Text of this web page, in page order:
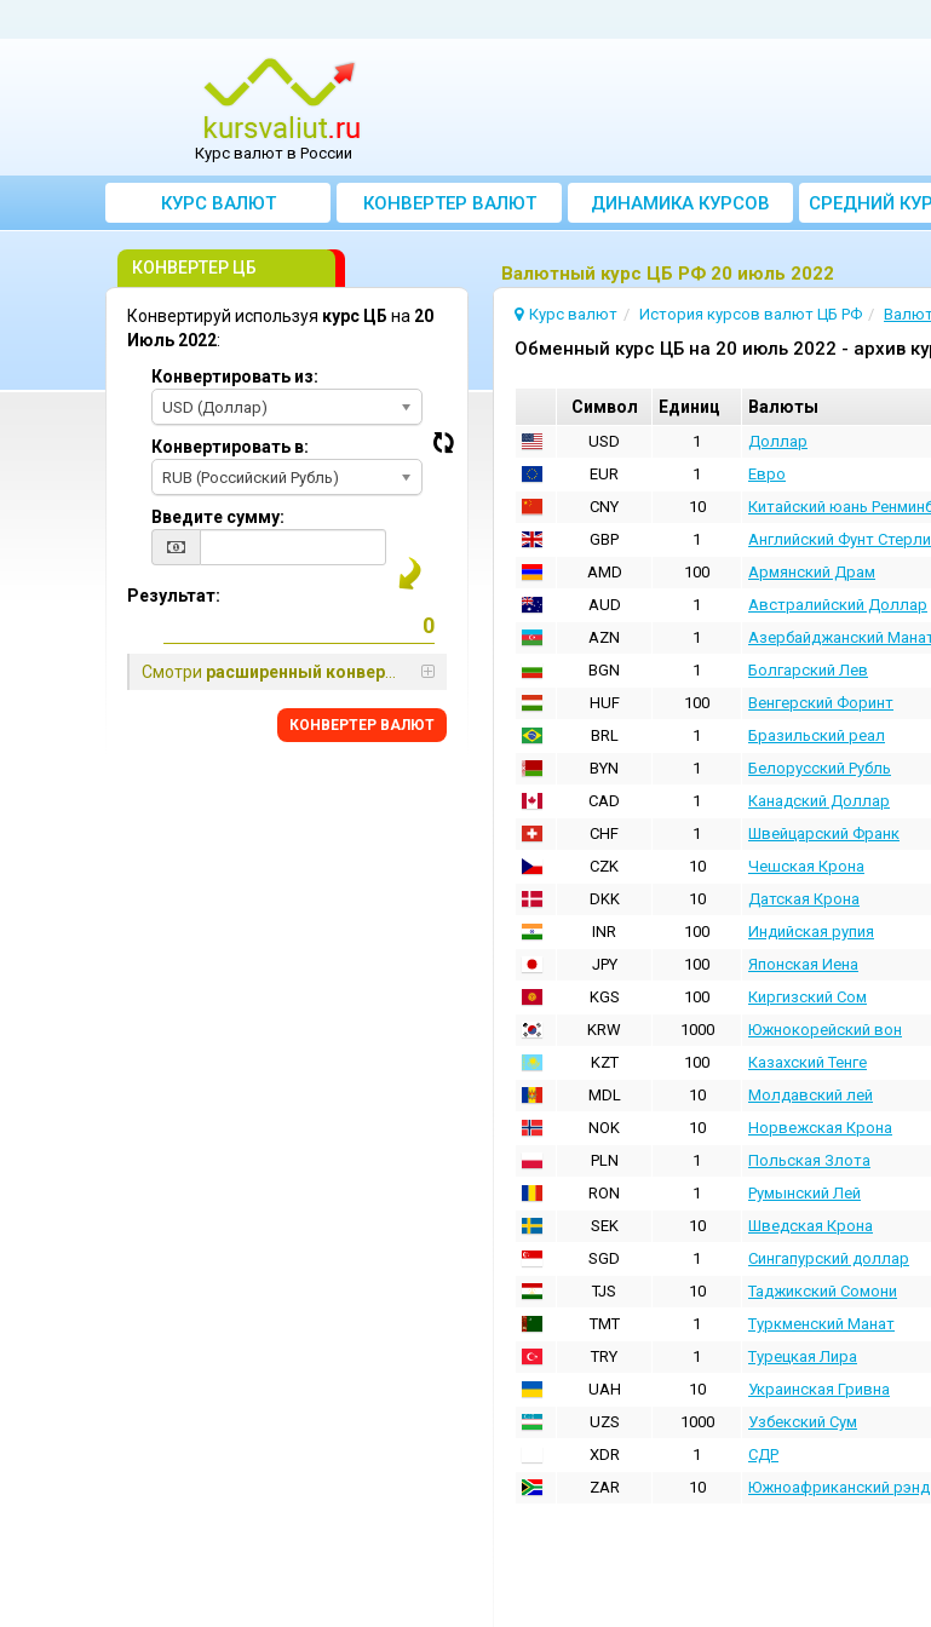
Курс валют в России
КУРС ВАЛЮТ КОНВЕРТЕР ВАЛЮТ ДИНАМИКА КУРСОВ
CРЕДНИЙ
ЗА
Bалютный курс ЦБ РФ 20 июль 2022
Курс валют История курсов валют ЦБ РФ
Oбменный курс ЦБ на 20 июль 2022 - архив
Cимвол Единиц Валюты
USD 1 Доллар
EUR
1 Евро
CNY
10 Китайский юань
GBP
1 Английский Фунт
AMD
100 Армянский Драм
AUD
1 Австралийский Доллар
AZN
1 Азербайджанский
BGN
1 Болгарский Лев
HUF
100 Венгерский Форинт
BRL
1 Бразильский реал
BYN
1 Белорусский Рубль
CAD
1 Канадский Доллар
CHF
1 Швейцарский Франк
CZK
10 Чешская Крона
DKK
10 Датская Крона
INR
100 Индийская pупия
JPY
100 Японская Иена
KGS
100 Киргизский Сом
KRW
1000 Южнокорейский вон
KZT
100 Казахский Тенге
MDL
10 Молдавский лей
NOK
10 Норвежская Крона
PLN
1 Польская Злота
RON
1 Румынский Лей
SEK
10 Шведская Крона
SGD
1 Сингапурский доллар
TJS
10 Таджикский Сомони
TMT
1 Туркменский Манат
TRY
1 Турецкая Лира
UAH
10 Украинская Гривна
UZS
1000 Узбекский Сум
XDR
1 СДР
ZAR
10 Южноафриканский рэнд
КОНВЕРТЕР ЦБ
Конвертируй используя курс ЦБ на 20
Июль 2022:
Конвертировать из:
USD (Доллар)
Конвертировать в:
RUB (Российский Рубль)
Введите сумму:
Результат:
Смотри расширенный конвертер
КОНВЕРТЕР ВАЛЮТ